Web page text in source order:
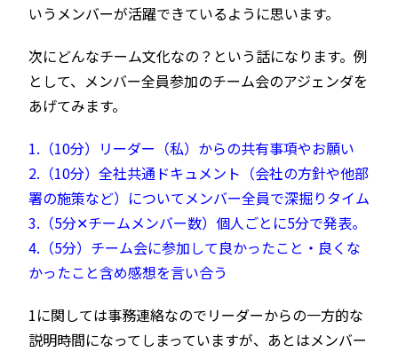
いうメンバーが活躍できているように思います。
次にどんなチーム文化なの？という話になります。例
として、メンバー全員参加のチーム会のアジェンダを
あげてみます。
1.（10分）リーダー（私）からの共有事項やお願い
2.（10分）全社共通ドキュメント（会社の方針や他部
署の施策など）についてメンバー全員で深掘りタイム
3.（5分✕チームメンバー数）個人ごとに5分で発表。
4.（5分）チーム会に参加して良かったこと・良くな
かったこと含め感想を言い合う
1に関しては事務連絡なのでリーダーからの一方的な
説明時間になってしまっていますが、あとはメンバー